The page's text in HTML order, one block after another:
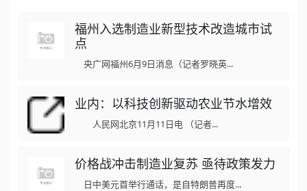
福州入选制造业新型技术改造城市试
点
央广网福州6月9日消息（记者罗晓英...
业内：以科技创新驱动农业节水增效
人民网北京11月11日电 （记者...
价格战冲击制造业复苏 亟待政策发力
日中美元首举行通话，是自特朗普再度...